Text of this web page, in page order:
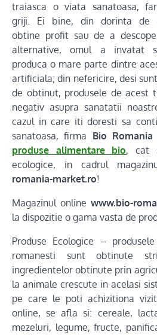
traiasca o viata sanatoasa,
griji. Ei bine, din dorinta de
obtine profit sau de a
alternative, omul a invatat
produca o mare parte dintre
artificiala; din nefericire, desi
de obtinut, produsele de acest
negativ asupra sanatatii
cazul in care iti doresti sa
sanatoasa, firma Bio Romania
produse alimentare bio, cat
ecologice, in cadrul
romania-market.ro!
Magazinul online www.bio-
la dispozitie o gama vasta de
Produse Ecologice –
romanesti sunt obtinute
ingredientelor obtinute prin
la animale crescute in acelasi
pe care le poti achizitiona
online, se afla si: cereale,
mezeluri, legume, fructe,